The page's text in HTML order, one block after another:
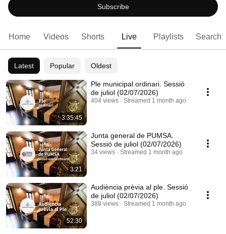
Subscribe
Home Videos Shorts Live Playlists Search
Latest Popular Oldest
3:35:45
Ple municipal ordinari. Sessió
de juliol (02/07/2026)
404 views Streamed 1 month ago
3:21
Junta general de PUMSA.
Sessió de juliol (02/07/2026)
34 views Streamed 1 month ago
52:30
Audiència prèvia al ple. Sessió
de juliol (02/07/2026)
388 views Streamed 1 month ago